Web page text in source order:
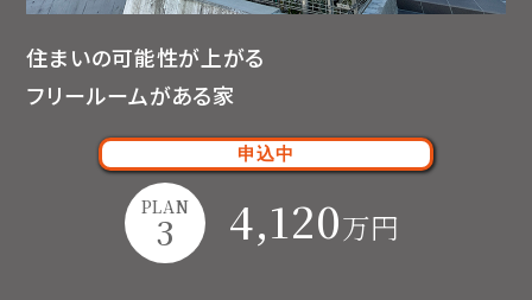
住まいの可能性が上がる
フリールームがある家
申込中
PLAN
3 4,120万円